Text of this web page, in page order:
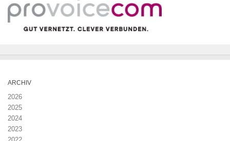
ARCHIV
2026
2025
2024
2023